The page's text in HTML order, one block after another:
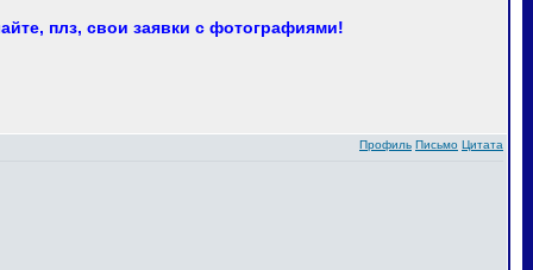
плз, свои заявки с фотографиями!
Профиль Письмо Цитата